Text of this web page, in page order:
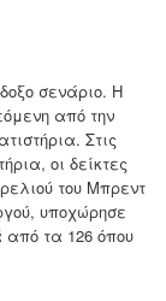
σενάριο. Η
από την
Στις
οι δείκτες
του Μπρεντ
υποχώρησε
από τα 126 όπου